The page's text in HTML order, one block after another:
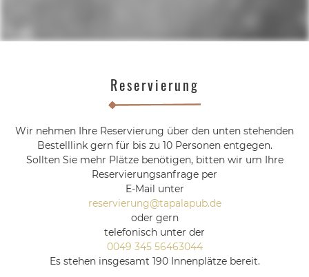
Reservierung
Wir nehmen Ihre Reservierung über den unten stehenden
Bestelllink gern für bis zu 10 Personen entgegen.
Sollten Sie mehr Plätze benötigen, bitten wir um Ihre
Reservierungsanfrage per
E-Mail unter
reservierung@tapalapub.de
oder gern
telefonisch unter der
0049 345 56463044
Es stehen insgesamt 190 Innenplätze bereit.